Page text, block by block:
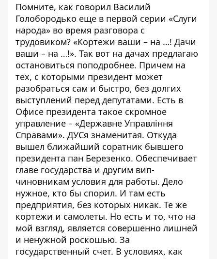
Помните, как говорил Василий
Голобородько еще в первой серии «Слуги
народа» во время разговора с
трудовиком? «Кортежи ваши – на …! Дачи
ваши – на …!». Так вот на дачах предлагаю
остановиться поподробнее. Причем на
тех, с которыми президент может
разобраться сам и быстро, без долгих
выступлений перед депутатами. Есть в
Офисе президента такое скромное
управление – «Державне Управління
Справами». ДУСя знаменитая. Откуда
вышел ближайший соратник бывшего
президента пан Березенко. Обеспечивает
главе государства и другим вип-
чиновникам условия для работы. Дело
нужное, кто бы спорил. И там есть
предприятия, без которых никак. Те же
кортежи и самолеты. Но есть и то, что на
мой взгляд, является совершенно лишней
и ненужной роскошью. За
государственный счет. В условиях, как